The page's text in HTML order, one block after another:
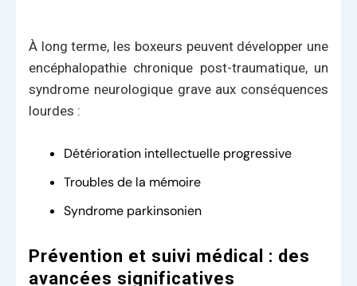
À long terme, les boxeurs peuvent développer une
encéphalopathie chronique post-traumatique, un
syndrome neurologique grave aux conséquences
lourdes :
Détérioration intellectuelle progressive
Troubles de la mémoire
Syndrome parkinsonien
Prévention et suivi médical : des
avancées significatives